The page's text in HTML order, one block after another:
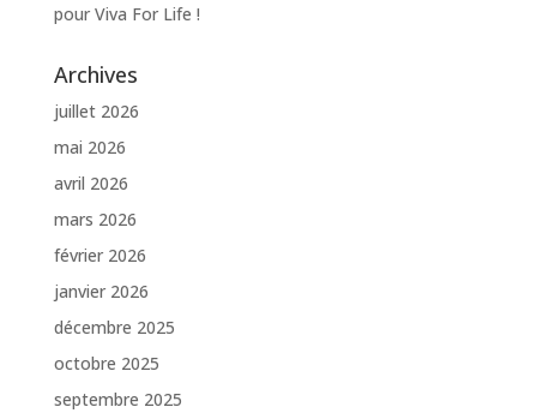
pour Viva For Life !
Archives
juillet 2026
mai 2026
avril 2026
mars 2026
février 2026
janvier 2026
décembre 2025
octobre 2025
septembre 2025